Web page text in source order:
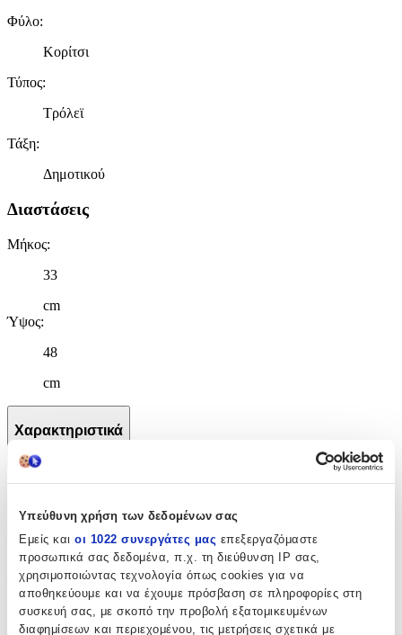
Υπεύθυνη χρήση των δεδομένων σας
Εμείς και οι 1022 συνεργάτες μας επεξεργαζόμαστε
προσωπικά σας δεδομένα, π.χ. τη διεύθυνση IP σας,
χρησιμοποιώντας τεχνολογία όπως cookies για να
αποθηκεύουμε και να έχουμε πρόσβαση σε πληροφορίες στη
συσκευή σας, με σκοπό την προβολή εξατομικευμένων
διαφημίσεων και περιεχομένου, τις μετρήσεις σχετικά με
Φύλο:
Κορίτσι
Τύπος:
Τρόλεϊ
Τάξη:
Δημοτικού
Διαστάσεις
Μήκος:
33
cm
Ύψος:
48
cm
Χαρακτηριστικά
Βασικά Χαρακτηριστικά
Χρώμα:
Πολύχρωμο